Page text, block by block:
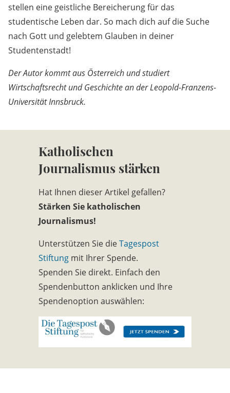
stellen eine geistliche Bereicherung für das
studentische Leben dar. So mach dich auf die Suche
nach Gott und gelebtem Glauben in deiner
Studentenstadt!
Der Autor kommt aus Österreich und studiert
Wirtschaftsrecht und Geschichte an der Leopold-Franzens-
Universität Innsbruck.
Katholischen
Journalismus stärken
Hat Ihnen dieser Artikel gefallen?
Stärken Sie katholischen
Journalismus!
Unterstützen Sie dieTagespost
Stiftung mit Ihrer Spende.
Spenden Sie direkt. Einfach den
Spendenbutton anklicken und Ihre
Spendenoption auswählen: